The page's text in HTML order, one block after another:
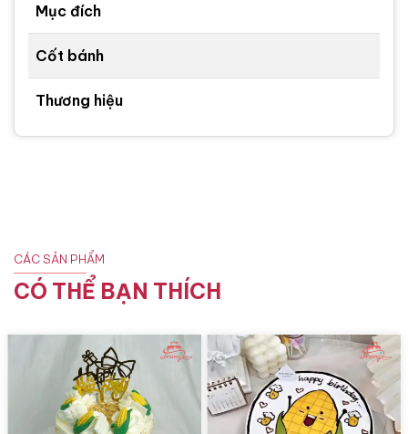
Mục đích
Cốt bánh
Thương hiệu
CÁC SẢN PHẨM
CÓ THỂ BẠN THÍCH